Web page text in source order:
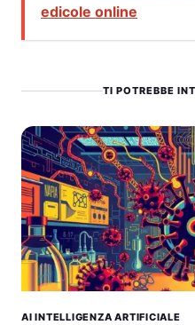
edicole online
TI POTREBBE
AI INTELLIGENZA ARTIFICIALE